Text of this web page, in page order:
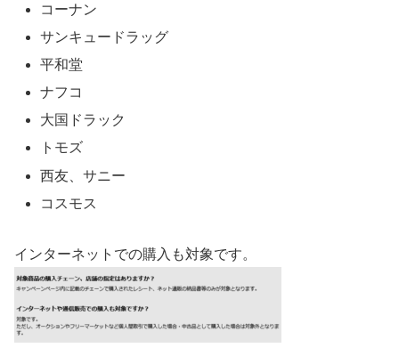
コーナン
サンキュードラッグ
平和堂
ナフコ
大国ドラック
トモズ
西友、サニー
コスモス
インターネットでの購入も対象です。